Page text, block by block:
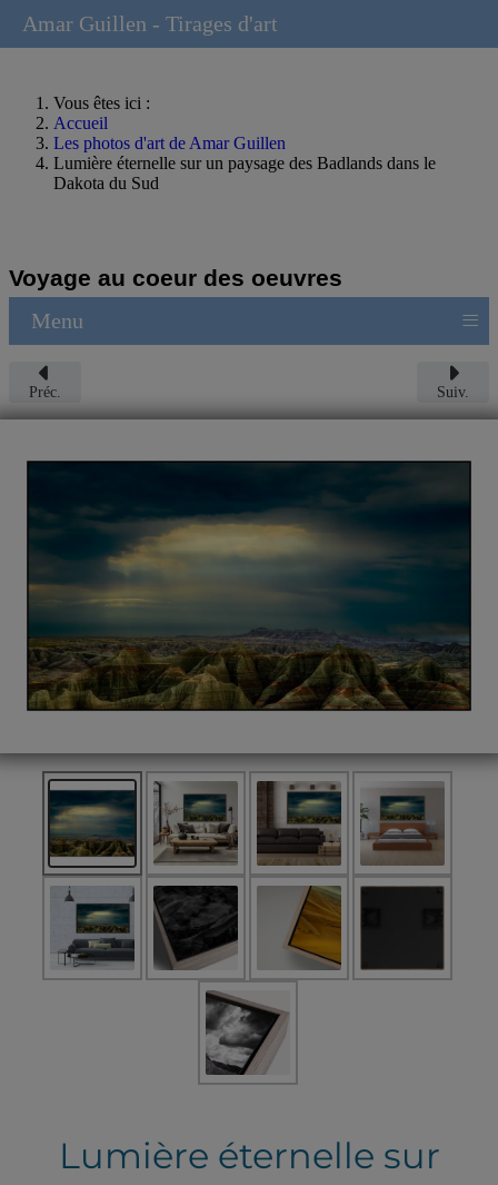
Vous êtes ici :
Accueil
Les photos d'art de Amar Guillen
Lumière éternelle sur un paysage des Badlands dans le
Dakota du Sud
Voyage au coeur des oeuvres
Menu ≡
Préc. Suiv.
Lumière éternelle sur
Amar Guillen - Tirages d'art